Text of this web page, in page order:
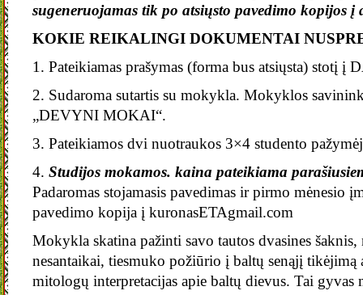
sugeneruojamas tik po atsiųsto pavedimo kopijos į
KOKIE REIKALINGI DOKUMENTAI
1. Pateikiamas prašymas (forma bus atsiųsta) stotį
2. Sudaroma sutartis su mokykla. Mokyklos
„DEVYNI MOKAI“.
3. Pateikiamos dvi nuotraukos 3×4 studento
4. Studijos mokamos. kaina pateikiama
Padaromas stojamasis pavedimas ir pirmo mėnesio
pavedimo kopija į kuronasETAgmail.com
Mokykla skatina pažinti savo tautos dvasines
nesantaikai, tiesmuko požiūrio į baltų senąjį tikėjimą
mitologų interpretacijas apie baltų dievus. Tai gyvas